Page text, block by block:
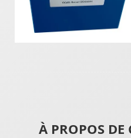
À PROPOS